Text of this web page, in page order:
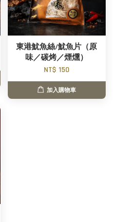
東港魷魚絲/魷魚片（原
味／碳烤／煙燻）
NT$ 150
加入購物車